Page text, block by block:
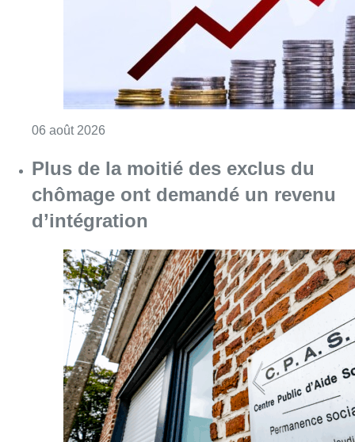
06 août 2026
Plus de la moitié des exclus du
chômage ont demandé un revenu
d’intégration